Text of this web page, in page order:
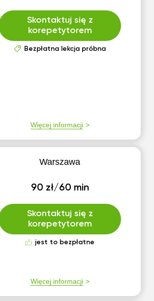
Skontaktuj się z
korepetytorem
Bezpłatna lekcja próbna
Więcej informacji
Warszawa
90 zł/60 min
Skontaktuj się z
korepetytorem
jest to bezpłatne
Więcej informacji